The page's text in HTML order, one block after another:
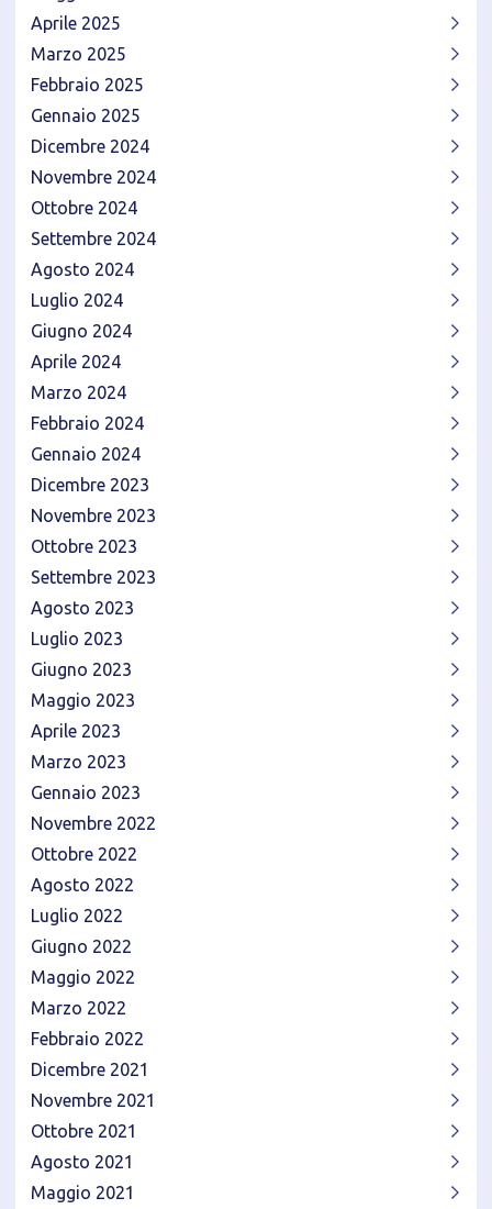
Aprile 2025
Marzo 2025
Febbraio 2025
Gennaio 2025
Dicembre 2024
Novembre 2024
Ottobre 2024
Settembre 2024
Agosto 2024
Luglio 2024
Giugno 2024
Aprile 2024
Marzo 2024
Febbraio 2024
Gennaio 2024
Dicembre 2023
Novembre 2023
Ottobre 2023
Settembre 2023
Agosto 2023
Luglio 2023
Giugno 2023
Maggio 2023
Aprile 2023
Marzo 2023
Gennaio 2023
Novembre 2022
Ottobre 2022
Agosto 2022
Luglio 2022
Giugno 2022
Maggio 2022
Marzo 2022
Febbraio 2022
Dicembre 2021
Novembre 2021
Ottobre 2021
Agosto 2021
Maggio 2021